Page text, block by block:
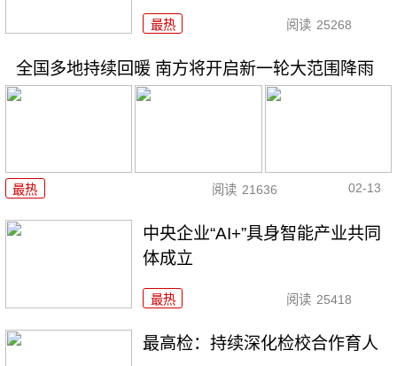
最热 阅读 25268
全国多地持续回暖 南方将开启新一轮大范围降雨
最热 阅读 21636 02-13
中央企业“AI+”具身智能产业共同
体成立
最热 阅读 25418
最高检：持续深化检校合作育人